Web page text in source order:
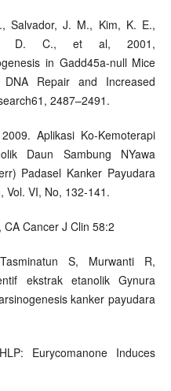
Salvador, J. M., Kim, K. E.,
D. C., et al, 2001,
in Gadd45a-null Mice
Repair and Increased
2487–2491.
Aplikasi Ko-Kemoterapi
Daun Sambung NYawa
Padasel Kanker Payudara
Vol. VI, No, 132-141.
Cancer J Clin 58:2
S, Murwanti R,
ekstrak etanolik Gynura
kanker payudara
Eurycomanone Induces